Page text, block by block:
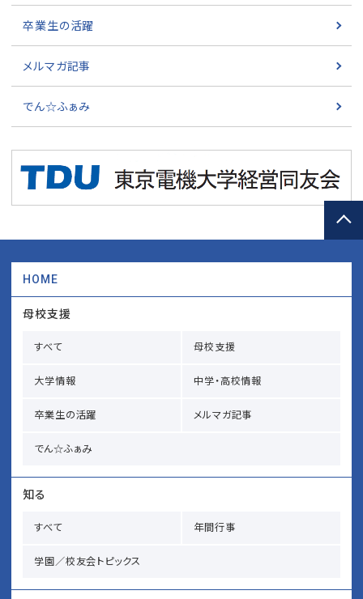
卒業生の活躍
メルマガ記事
でん☆ふぁみ
HOME
母校支援
すべて 母校支援
大学情報 中学・高校情報
卒業生の活躍 メルマガ記事
でん☆ふぁみ
知る
すべて 年間行事
学園／校友会トピックス